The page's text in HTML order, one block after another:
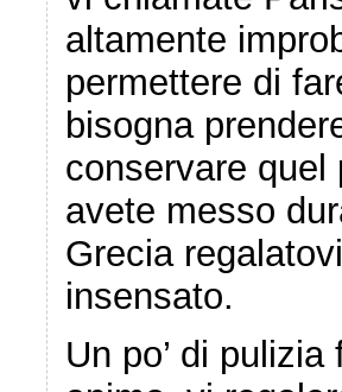
altamente
permettere di
bisogna
conservare
avete messo
Grecia
insensato.
Un po’ di